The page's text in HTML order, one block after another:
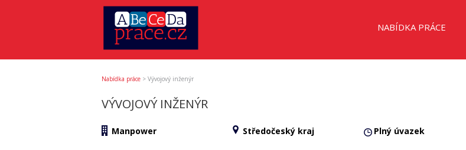
NABÍDKA PRÁCE
Nabídka práce > Vývojový inženýr
VÝVOJOVÝ INŽENÝR
Manpower Středočeský kraj Plný úvazek